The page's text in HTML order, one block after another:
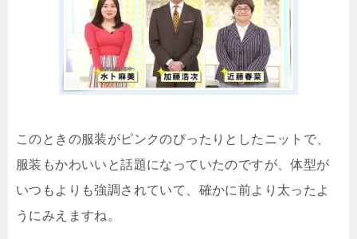
このときの服装がピンクのぴったりとしたニットで、
服装もかわいいと話題になっていたのですが、体型が
いつもよりも強調されていて、確かに前より太ったよ
うにみえますね。